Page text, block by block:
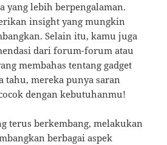
yang lebih berpengalaman.
insight yang mungkin
Selain itu, kamu juga
dari forum-forum atau
membahas tentang gadget
tahu, mereka punya saran
dengan kebutuhanmu!
terus berkembang, melakukan
berbagai aspek